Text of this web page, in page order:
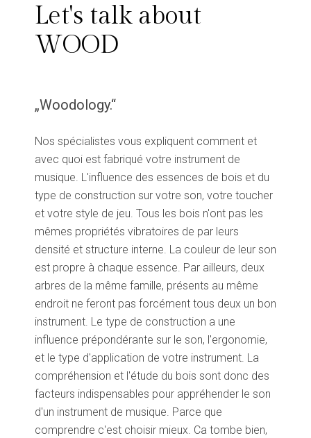
Let's talk about
WOOD
„Woodology.“
Nos spécialistes vous expliquent comment et
avec quoi est fabriqué votre instrument de
musique. L'influence des essences de bois et du
type de construction sur votre son, votre toucher
et votre style de jeu. Tous les bois n'ont pas les
mêmes propriétés vibratoires de par leurs
densité et structure interne. La couleur de leur son
est propre à chaque essence. Par ailleurs, deux
arbres de la même famille, présents au même
endroit ne feront pas forcément tous deux un bon
instrument. Le type de construction a une
influence prépondérante sur le son, l'ergonomie,
et le type d'application de votre instrument. La
compréhension et l'étude du bois sont donc des
facteurs indispensables pour appréhender le son
d'un instrument de musique. Parce que
comprendre c'est choisir mieux. Ca tombe bien,